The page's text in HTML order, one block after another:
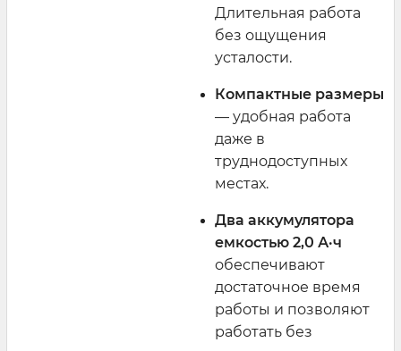
Длительная работа
без ощущения
усталости.
Компактные размеры
— удобная работа
даже в
труднодоступных
местах.
Два аккумулятора
емкостью 2,0 А·ч
обеспечивают
достаточное время
работы и позволяют
работать без